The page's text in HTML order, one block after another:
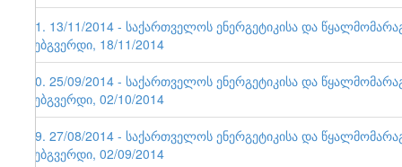
61. 13/11/2014 - საქართველოს ენერგეტიკისა და
ვებგვერდი, 18/11/2014
60. 25/09/2014 - საქართველოს ენერგეტიკისა და
ვებგვერდი, 02/10/2014
59. 27/08/2014 - საქართველოს ენერგეტიკისა და
ვებგვერდი, 02/09/2014